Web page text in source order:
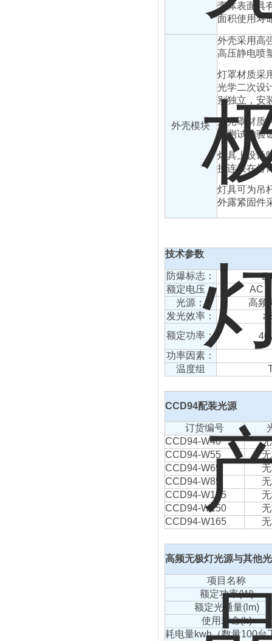
壳体表面具
面积使用寿
外壳模块
外壳采用高
高压静电喷
灯罩材质采
光学二次设
别独立，安
反光罩材质
际测试的验
灯具上设计
接连接在灯
灯具可为吊
外露紧固件
技术参数
防爆标志：
额定电压：
AC
光源：
高频
发光效率：
额定功率：
功率因素：
温度组
CCD94配装光源
订货编号
CCD94-W40
CCD94-W55
CCD94-W65
CCD94-W85
CCD94-W125
CCD94-W150
CCD94-W165
高频无极灯光源与其他
项目名称
额定功率(W)
额定光通量(lm)
使用寿命(h)
耗电量kwh（数量100台